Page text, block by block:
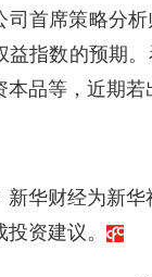
司首席策略分
益指数的预期
本品等，近期若
新华财经为新
资建议。